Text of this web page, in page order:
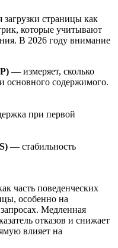
загрузки страницы как
которые учитывают
В 2026 году внимание
— измеряет, сколько
основного содержимого.
при первой
— стабильность
часть поведенческих
особенно на
Медленная
отказов и снижает
влияет на